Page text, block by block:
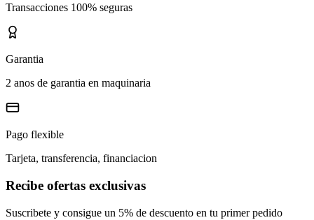
Transacciones 100% seguras
Garantia
2 anos de garantia en maquinaria
Pago flexible
Tarjeta, transferencia, financiacion
Recibe ofertas exclusivas
Suscribete y consigue un 5% de descuento en tu primer pedido